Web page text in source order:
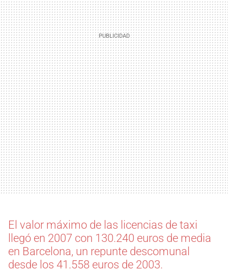
El valor máximo de las licencias de taxi
llegó en 2007 con 130.240 euros de media
en Barcelona, un repunte descomunal
desde los 41.558 euros de 2003.